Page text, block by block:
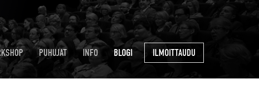
PUHUJAT INFO BLOGI ILMOITTAUDU